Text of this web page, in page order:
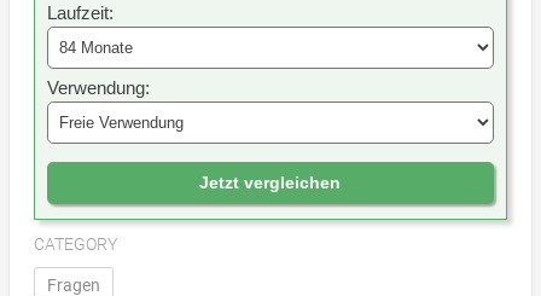
Laufzeit:
Verwendung:
Jetzt vergleichen
CATEGORY
Fragen